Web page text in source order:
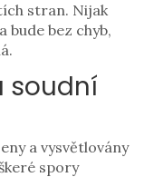
stran. Nijak
bude bez chyb,
soudní
a vysvětlovány
spory